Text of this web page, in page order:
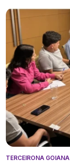
TERCEIRONA GOIANA